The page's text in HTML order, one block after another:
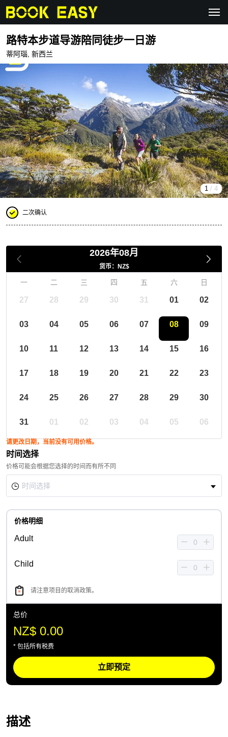
路特本步道导游陪同徒步一日游
蒂阿瑙, 新西兰
1 / 4
二次确认
2026年08月
货币：NZ$
一 二 三 四 五 六 日
27 28 29 30 31 01 02
03 04 05 06 07 08 09
10 11 12 13 14 15 16
17 18 19 20 21 22 23
24 25 26 27 28 29 30
31 01 02 03 04 05 06
请更改日期，当前没有可用价格。
时间选择
价格可能会根据您选择的时间而有所不同
描述
价格明细
Adult
Child
请注意项目的取消政策。
总价
NZ$ 0.00
* 包括所有税费
立即预定